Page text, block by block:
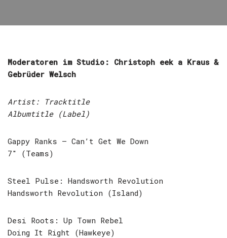
Moderatoren im Studio: Christoph eek a Kraus &
Gebrüder Welsch
Artist: Tracktitle
Albumtitle (Label)
Gappy Ranks – Can’t Get We Down
7″ (Teams)
Steel Pulse: Handsworth Revolution
Handsworth Revolution (Island)
Desi Roots: Up Town Rebel
Doing It Right (Hawkeye)